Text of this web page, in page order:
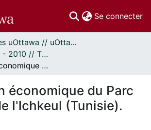
Se connecter
Thèses uOttawa // uOttawa Theses
Thèses, 1910 - 2010 // Theses, 1910 - 2010
Évaluation économique du Parc national de l'Ichkeul (Tunisie).
économique du Parc
l'Ichkeul (Tunisie).